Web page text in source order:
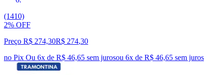
(1410)
2% OFF
Preço R$ 274,30R$ 274,30
no Pix Ou 6x de R$ 46,65 sem jurosou 6x de R$ 46,65 sem juros